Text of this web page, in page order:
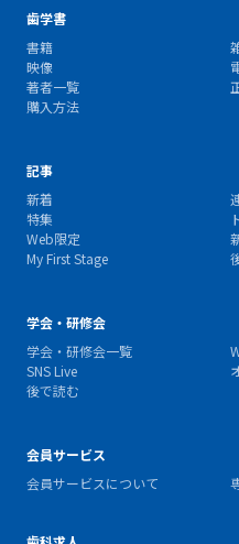
歯学書
書籍
映像
著者一覧
購入方法
記事
新着
特集
Web限定
My First Stage
学会・研修会
学会・研修会一覧
SNS Live
後で読む
会員サービス
会員サービスについて